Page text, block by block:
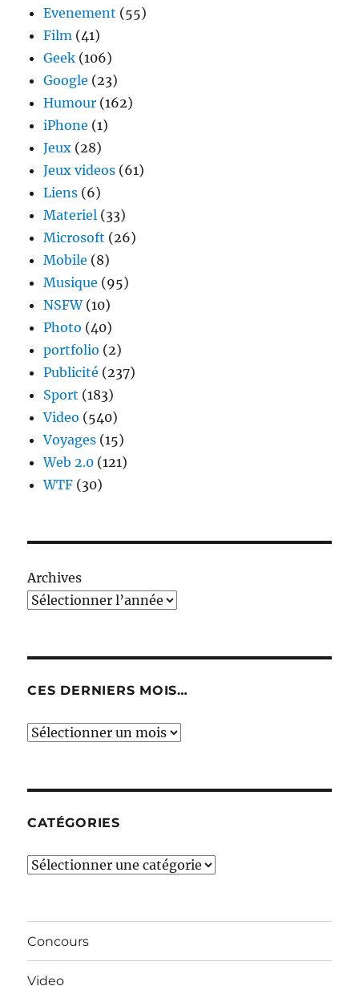
Evenement (55)
Film (41)
Geek (106)
Google (23)
Humour (162)
iPhone (1)
Jeux (28)
Jeux videos (61)
Liens (6)
Materiel (33)
Microsoft (26)
Mobile (8)
Musique (95)
NSFW(10)
Photo (40)
portfolio (2)
Publicité (237)
Sport (183)
Video (540)
Voyages (15)
Web 2.0 (121)
WTF (30)
Archives
CES DERNIERS MOIS…
Ces
CATÉGORIES
Catégories
Concours
Video